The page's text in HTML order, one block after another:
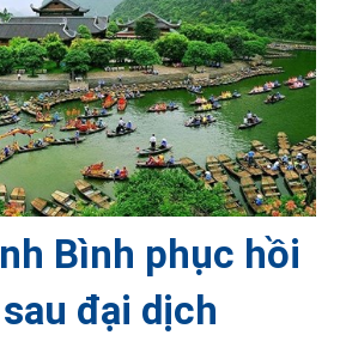
Bình phục hồi
đại dịch